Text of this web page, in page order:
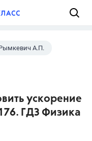
А.П.
ускорение
ГДЗ Физика